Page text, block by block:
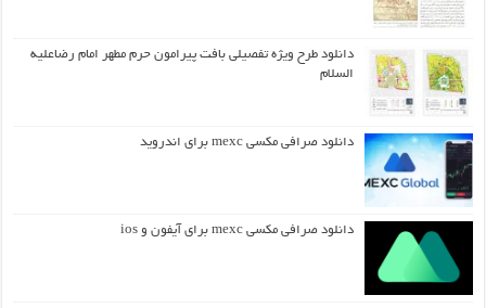
دانلود طرح ويژه تفصيلي بافت پيرامون حرم مطهر امام رضاعليه
السلام
دانلود صرافی مکسی mexc برای اندروید
دانلود صرافی مکسی mexc برای آیفون و ios